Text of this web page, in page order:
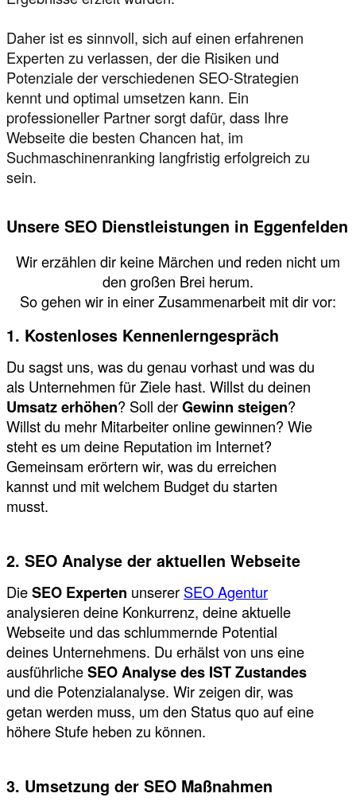
Daher ist es sinnvoll, sich auf einen erfahrenen
Experten zu verlassen, der die Risiken und
Potenziale der verschiedenen SEO-Strategien
kennt und optimal umsetzen kann. Ein
professioneller Partner sorgt dafür, dass Ihre
Webseite die besten Chancen hat, im
Suchmaschinenranking langfristig erfolgreich zu
sein.
Unsere SEO Dienstleistungen in Eggenfelden
Wir erzählen dir keine Märchen und reden nicht um
den großen Brei herum.
So gehen wir in einer Zusammenarbeit mit dir vor:
1. Kostenloses Kennenlerngespräch
Du sagst uns, was du genau vorhast und was du
als Unternehmen für Ziele hast. Willst du deinen
Umsatz erhöhen? Soll derGewinn steigen?
Willst du mehr Mitarbeiter online gewinnen? Wie
steht es um deine Reputation im Internet?
Gemeinsam erörtern wir, was du erreichen
kannst und mit welchem Budget du starten
musst.
2. SEO Analyse der aktuellen Webseite
DieSEO Experten unserer SEO Agentur
analysieren deine Konkurrenz, deine aktuelle
Webseite und das schlummernde Potential
deines Unternehmens. Du erhälst von uns eine
ausführlicheSEO Analyse des IST Zustandes
und die Potenzialanalyse. Wir zeigen dir, was
getan werden muss, um den Status quo auf eine
höhere Stufe heben zu können.
3. Umsetzung der SEO Maßnahmen